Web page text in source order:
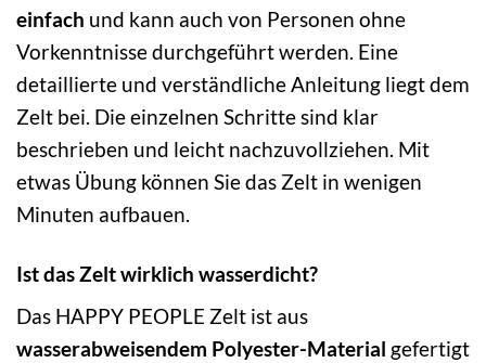
einfach und kann auch von Personen ohne
Vorkenntnisse durchgeführt werden. Eine
detaillierte und verständliche Anleitung liegt dem
Zelt bei. Die einzelnen Schritte sind klar
beschrieben und leicht nachzuvollziehen. Mit
etwas Übung können Sie das Zelt in wenigen
Minuten aufbauen.
Ist das Zelt wirklich wasserdicht?
Das HAPPY PEOPLE Zelt ist aus
wasserabweisendem Polyester-Material gefertigt